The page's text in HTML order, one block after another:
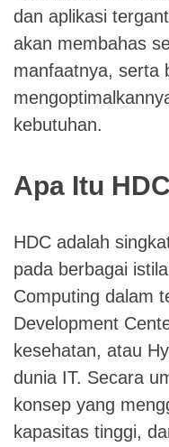
dan aplikasi
akan membahas
manfaatnya, serta
kebutuhan.
Apa Itu
HDC adalah
pada berbagai
Computing dalam
Development
kesehatan, atau
dunia IT. Secara
konsep yang
kapasitas tinggi,